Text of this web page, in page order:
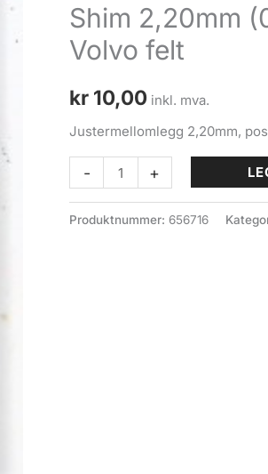
Shim 2,20mm
Volvo felt
kr 10,00 inkl. mva.
Justermellomlegg 2,20mm,
-
2,20mm
(032-
+
Produktnummer:656716